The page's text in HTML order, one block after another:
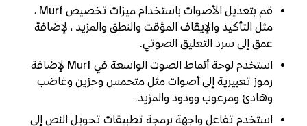
قم بتعديل الأصوات باستخدام ميزات تخصيص Murf ،
مثل التأكيد والإيقاف المؤقت والنطق والمزيد ، لإضافة
عمق إلى سرد التعليق الصوتي.
استخدم لوحة أنماط الصوت الواسعة في Murf لإضافة
رموز تعبيرية إلى أصوات مثل متحمس وحزين وغاضب
وهادئ ومرعوب وودود والمزيد.
استخدم تفاعل واجهة برمجة تطبيقات تحويل النص إلى